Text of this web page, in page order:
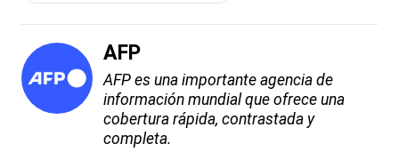
AFP
AFP es una importante agencia de
información mundial que ofrece una
cobertura rápida, contrastada y
completa.